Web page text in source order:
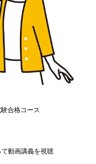
合格コース
動画講義を視聴